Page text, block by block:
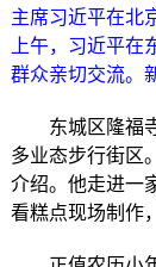
主席习近平在北
上午，习近平
群众亲切交流。
东城区隆福
多业态步行街区
介绍。他走进一
看糕点现场制作